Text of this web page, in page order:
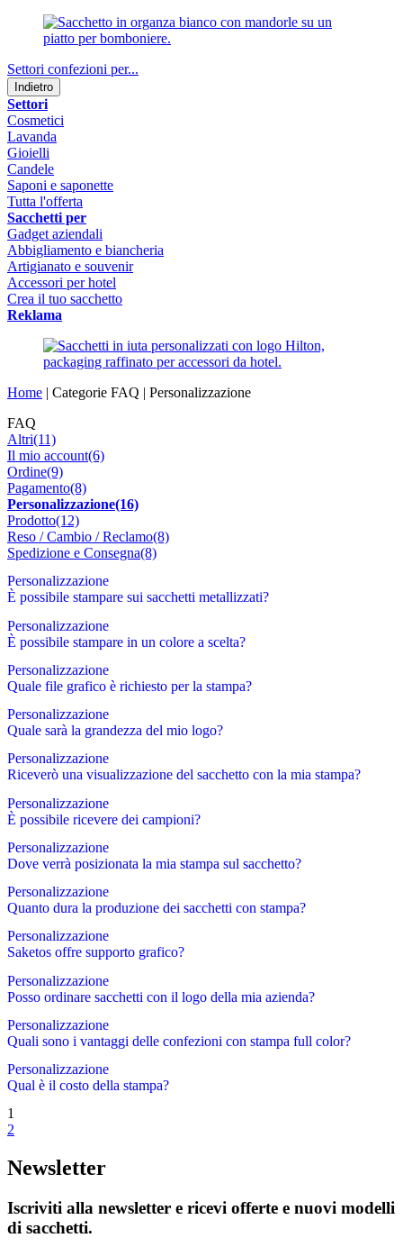
Settori confezioni per...
Indietro
Settori
Cosmetici
Lavanda
Gioielli
Candele
Saponi e saponette
Tutta l'offerta
Sacchetti per
Gadget aziendali
Abbigliamento e biancheria
Artigianato e souvenir
Accessori per hotel
Crea il tuo sacchetto
Reklama
Home | Categorie FAQ | Personalizzazione
FAQ
Altri(11)
Il mio account(6)
Ordine(9)
Pagamento(8)
Personalizzazione(16)
Prodotto(12)
Reso / Cambio / Reclamo(8)
Spedizione e Consegna(8)
Personalizzazione
È possibile stampare sui sacchetti metallizzati?
Personalizzazione
È possibile stampare in un colore a scelta?
Personalizzazione
Quale file grafico è richiesto per la stampa?
Personalizzazione
Quale sarà la grandezza del mio logo?
Personalizzazione
Riceverò una visualizzazione del sacchetto con la mia stampa?
Personalizzazione
È possibile ricevere dei campioni?
Personalizzazione
Dove verrà posizionata la mia stampa sul sacchetto?
Personalizzazione
Quanto dura la produzione dei sacchetti con stampa?
Personalizzazione
Saketos offre supporto grafico?
Personalizzazione
Posso ordinare sacchetti con il logo della mia azienda?
Personalizzazione
Quali sono i vantaggi delle confezioni con stampa full color?
Personalizzazione
Qual è il costo della stampa?
1
2
Newsletter
Iscriviti alla newsletter e ricevi offerte e nuovi modelli
di sacchetti.